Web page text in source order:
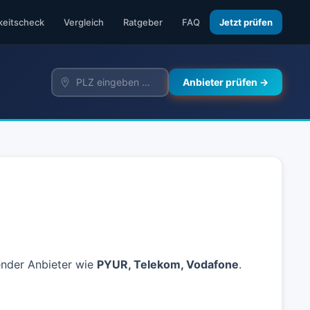
Vergleich Ratgeber FAQ Jetzt prüfen
Anbieter prüfen →
Anbieter wie PYUR, Telekom, Vodafone.